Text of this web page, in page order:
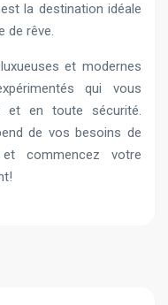
est la destination idéale
de rêve.
et modernes
qui vous
et en toute sécurité.
de vos besoins de
commencez votre